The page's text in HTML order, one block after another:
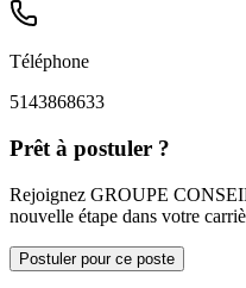
Téléphone
5143868633
Prêt à postuler ?
Rejoignez GROUPE
nouvelle étape dans votre
Postuler pour ce poste